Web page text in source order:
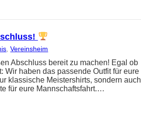
, Vereinsheim
Abschluss bereit zu machen! Egal ob
Wir haben das passende Outfit für eure
klassische Meistershirts, sondern auch
für eure Mannschaftsfahrt.…